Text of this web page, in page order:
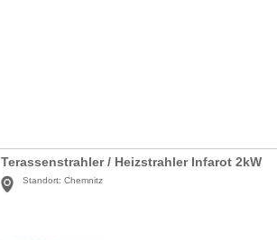
Terassenstrahler / Heizstrahler Infarot 2kW
Standort: Chemnitz